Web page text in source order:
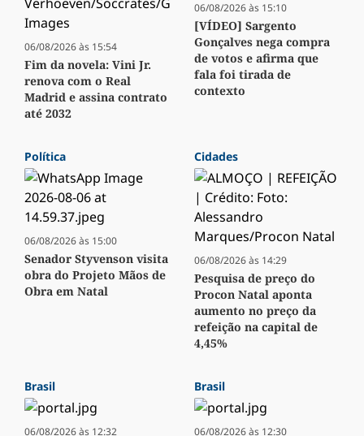
06/08/2026 às 15:54
Fim da novela: Vini Jr.
renova com o Real
Madrid e assina contrato
até 2032
06/08/2026 às 15:10
[VÍDEO] Sargento
Gonçalves nega compra
de votos e afirma que
fala foi tirada de
contexto
Política
06/08/2026 às 15:00
Senador Styvenson visita
obra do Projeto Mãos de
Obra em Natal
Cidades
06/08/2026 às 14:29
Pesquisa de preço do
Procon Natal aponta
aumento no preço da
refeição na capital de
4,45%
Brasil
06/08/2026 às 12:32
Brasil
06/08/2026 às 12:30